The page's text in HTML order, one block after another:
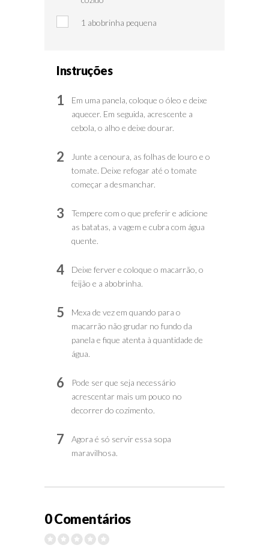
1 abobrinha pequena
Instruções
1
Em uma panela, coloque o óleo e deixe
aquecer. Em seguida, acrescente a
cebola, o alho e deixe dourar.
2
Junte a cenoura, as folhas de louro e o
tomate. Deixe refogar até o tomate
começar a desmanchar.
3
Tempere com o que preferir e adicione
as batatas, a vagem e cubra com água
quente.
4
Deixe ferver e coloque o macarrão, o
feijão e a abobrinha.
5
Mexa de vez em quando para o
macarrão não grudar no fundo da
panela e fique atenta à quantidade de
água.
6
Pode ser que seja necessário
acrescentar mais um pouco no
decorrer do cozimento.
7
Agora é só servir essa sopa
maravilhosa.
0 Comentários